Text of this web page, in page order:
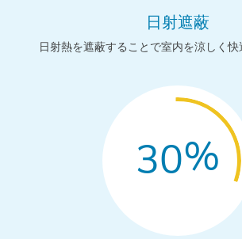
日射遮蔽
日射熱を遮蔽することで室内を涼しく快
30%